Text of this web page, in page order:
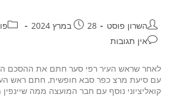
השרון פוסט 28 במרץ 2024
אין תגובות
לאחר שראש העיר רפי סער חתם את ההסכם
עם סיעת מרצ כפר סבא חופשית, חתם ראש
קואליציוני נוסף עם חבר המועצה ממה